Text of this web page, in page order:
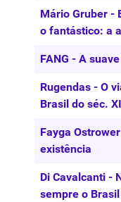
Mário Gruber -
o fantástico: a
FANG - A
Rugendas - O
Brasil do séc.
Fayga
existência
Di Cavalcanti -
sempre o Brasil